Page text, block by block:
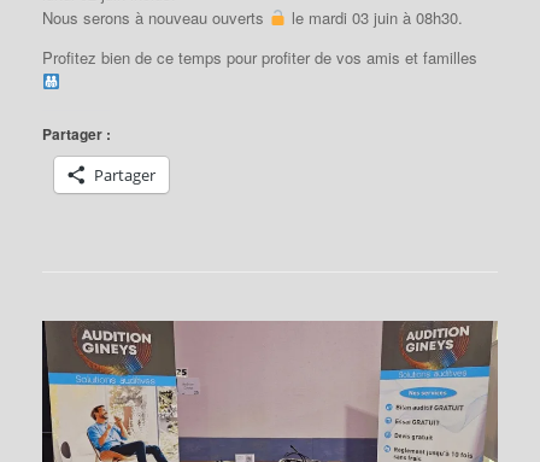
Nous serons à nouveau ouverts
le mardi 03 juin à 08h30.
Profitez bien de ce temps pour profiter de vos amis et familles
Partager :
Partager